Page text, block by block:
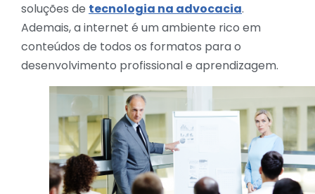
soluções de tecnologia na advocacia.
Ademais, a internet é um ambiente rico em
conteúdos de todos os formatos para o
desenvolvimento profissional e aprendizagem.